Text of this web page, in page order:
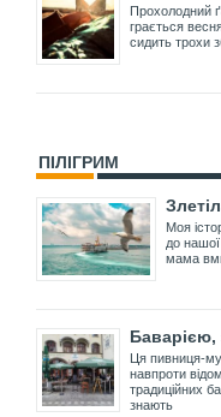
Прохолодний
грається
сидить трохи
ПІЛІГРИМ
Моя
до
мама
Ця пивниця-
навпроти
традиційних
знають